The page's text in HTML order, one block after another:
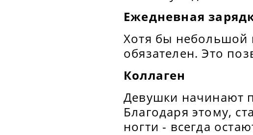
Ежедневная
Хотя бы небольшой
обязателен. Это
Коллаген
Девушки начинают
Благодаря этому,
ногти - всегда